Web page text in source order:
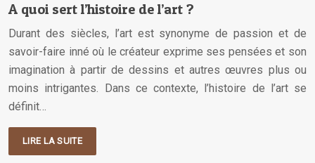
A quoi sert l’histoire de l’art ?
Durant des siècles, l’art est synonyme de passion et de
savoir-faire inné où le créateur exprime ses pensées et son
imagination à partir de dessins et autres œuvres plus ou
moins intrigantes. Dans ce contexte, l’histoire de l’art se
définit…
LIRE LA SUITE